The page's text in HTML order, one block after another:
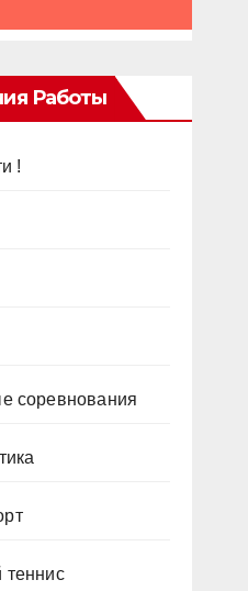
Работы
!
соревнования
теннис